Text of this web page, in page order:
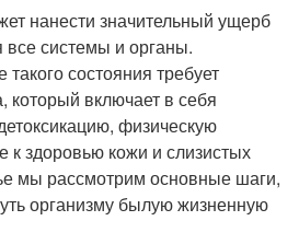
нанести значительный ущерб
все системы и органы.
состояния требует
который включает в себя
физическую
к здоровью кожи и слизистых
мы рассмотрим основные шаги,
организму былую жизненную